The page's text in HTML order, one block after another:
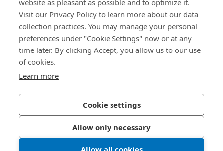
website as pleasant as possible and to optimize it.
Visit our Privacy Policy to learn more about our data
collection practices. You may manage your personal
preferences under "Cookie Settings" now or at any
time later. By clicking Accept, you allow us to our use
of cookies.
Learn more
Cookie settings
Allow only necessary
Allow all cookies
关于我们
联系我们
china@bossard.com